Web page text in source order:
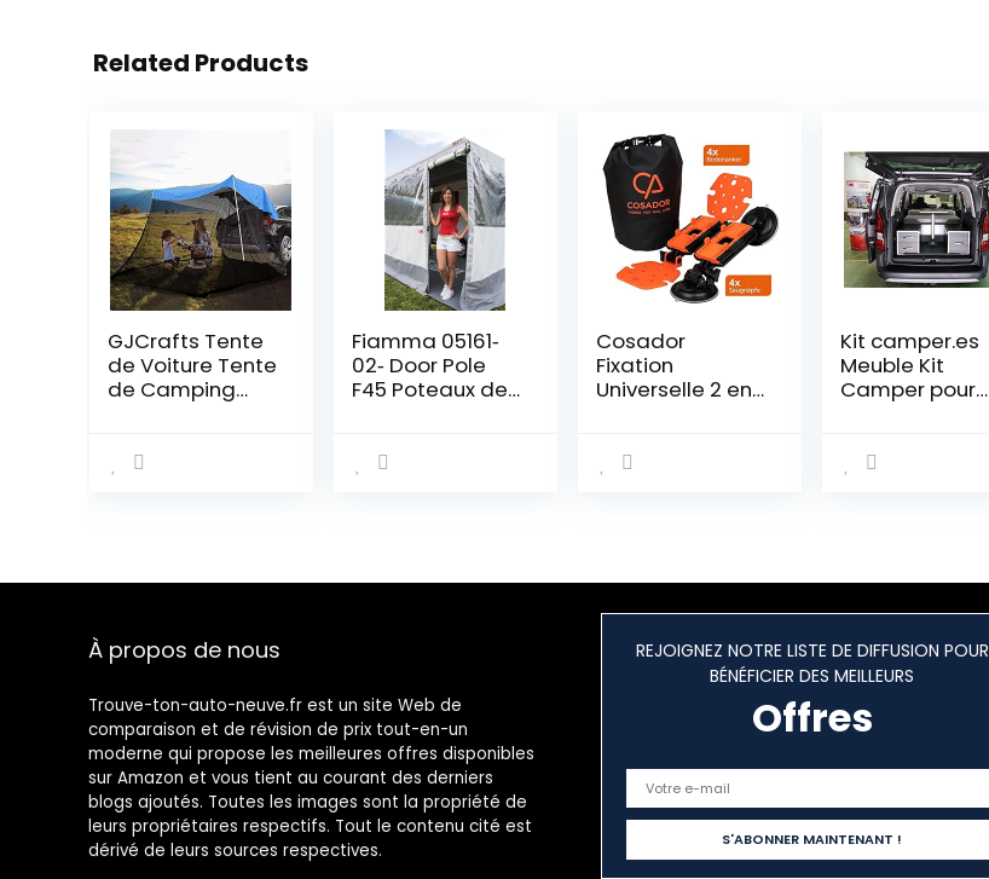
Related Products
GJCrafts Tente
de Voiture Tente
de Camping
arrière/latéral
Rangement
crème Solaire
Fiamma 05161‐
02‐ Door Pole
F45 Poteaux de
Cosador
Fixation
Universelle 2 en 1
puissante et
Accessoire de
Camping-Car
Kit camper.es
Meuble Kit
Camper pour
À propos de nous
Trouve-ton-auto-neuve.fr est un site Web de
comparaison et de révision de prix tout-en-un
moderne qui propose les meilleures offres disponibles
sur Amazon et vous tient au courant des derniers
blogs ajoutés. Toutes les images sont la propriété de
leurs propriétaires respectifs. Tout le contenu cité est
dérivé de leurs sources respectives.
REJOIGNEZ NOTRE LISTE DE DIFFUSION POUR
BÉNÉFICIER DES MEILLEURS
Offres